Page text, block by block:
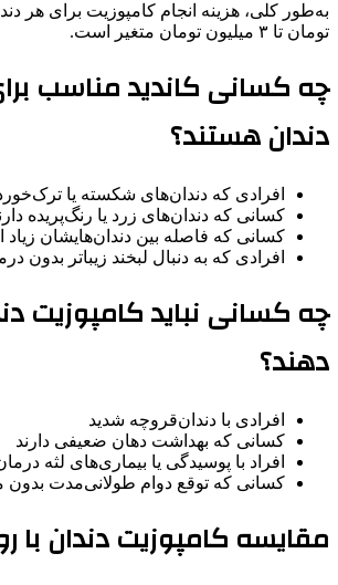
تومان تا ۳ میلیون تومان متغیر است.
چه کسانی کاندید مناسب
دندان هستند؟
افرادی که دندان‌های شکسته یا
کسانی که دندان‌های زرد یا رنگ‌پریده
کسانی که فاصله بین دندان‌هایشان
افرادی که به دنبال لبخند زیباتر بدون
چه کسانی نباید کامپوزیت
دهند؟
افرادی با دندان‌قروچه شدید
کسانی که بهداشت دهان ضعیفی دارند
افراد با پوسیدگی یا بیماری‌های لثه
کسانی که توقع دوام طولانی‌مدت بدون
مقایسه کامپوزیت دندان با